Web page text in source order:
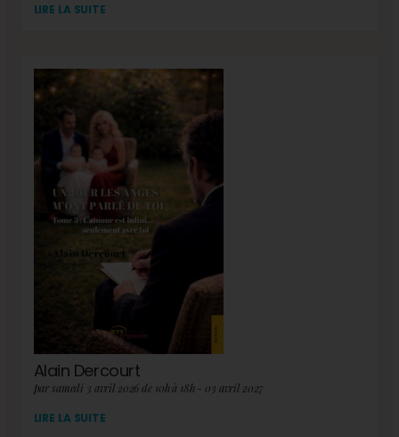
LIRE LA SUITE
Alain Dercourt
par samedi 3 avril 2026 de 10h à 18h - 03 avril 2027
LIRE LA SUITE